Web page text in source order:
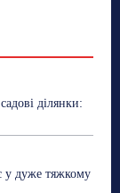
Світ
Фоторепортаж
ділянки:
у дуже тяжкому